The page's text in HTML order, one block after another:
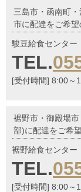
三島市・函南町
市に配達をご希望
駿豆給食センター
TEL.
[受付時間] 8:00
裾野市・御殿場
部)に配達をご希
裾野給食センター
TEL.
[受付時間] 8:00